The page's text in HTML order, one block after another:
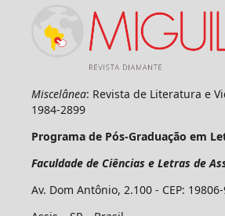
Miscelânea: Revista de Literatura e
1984-2899
Programa de Pós-Graduação em
Faculdade de Ciências e Letras de
Av. Dom Antônio, 2.100 - CEP: